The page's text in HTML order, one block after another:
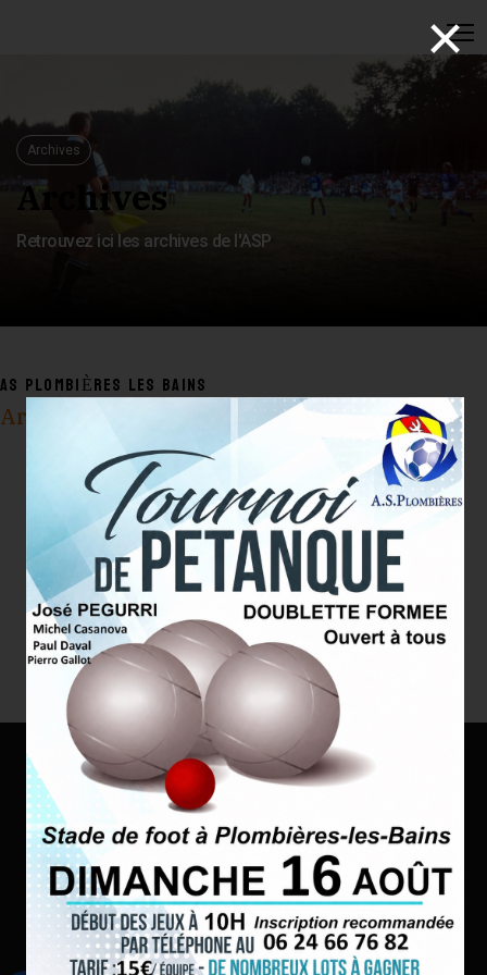
Archives
Archives
Retrouvez ici les archives de l'ASP
AS PLOMBIÈRES LES BAINS
Archives
Stade des Granges
Route de Xertigny
88370 Plombières les Bains
Tél. : 06 24 66 76 82
contact@asplombieres.fr
×